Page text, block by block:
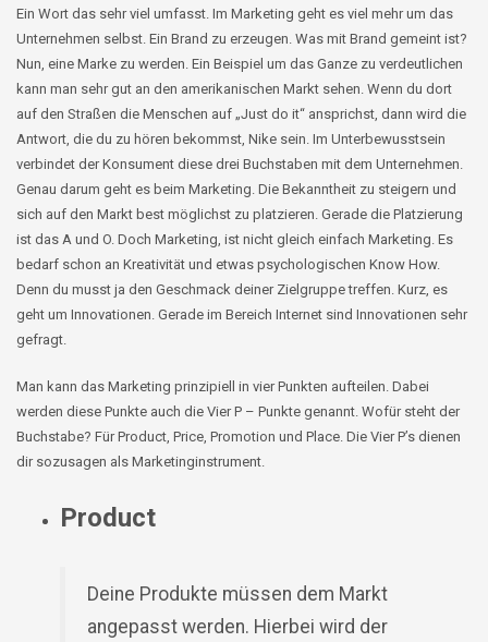
Ein Wort das sehr viel umfasst. Im Marketing geht es viel mehr um das
Unternehmen selbst. Ein Brand zu erzeugen. Was mit Brand gemeint ist?
Nun, eine Marke zu werden. Ein Beispiel um das Ganze zu verdeutlichen
kann man sehr gut an den amerikanischen Markt sehen. Wenn du dort
auf den Straßen die Menschen auf „Just do it“ ansprichst, dann wird die
Antwort, die du zu hören bekommst, Nike sein. Im Unterbewusstsein
verbindet der Konsument diese drei Buchstaben mit dem Unternehmen.
Genau darum geht es beim Marketing. Die Bekanntheit zu steigern und
sich auf den Markt best möglichst zu platzieren. Gerade die Platzierung
ist das A und O. Doch Marketing, ist nicht gleich einfach Marketing. Es
bedarf schon an Kreativität und etwas psychologischen Know How.
Denn du musst ja den Geschmack deiner Zielgruppe treffen. Kurz, es
geht um Innovationen. Gerade im Bereich Internet sind Innovationen sehr
gefragt.
Man kann das Marketing prinzipiell in vier Punkten aufteilen. Dabei
werden diese Punkte auch die Vier P – Punkte genannt. Wofür steht der
Buchstabe? Für Product, Price, Promotion und Place. Die Vier P’s dienen
dir sozusagen als Marketinginstrument.
Product
Deine Produkte müssen dem Markt
angepasst werden. Hierbei wird der